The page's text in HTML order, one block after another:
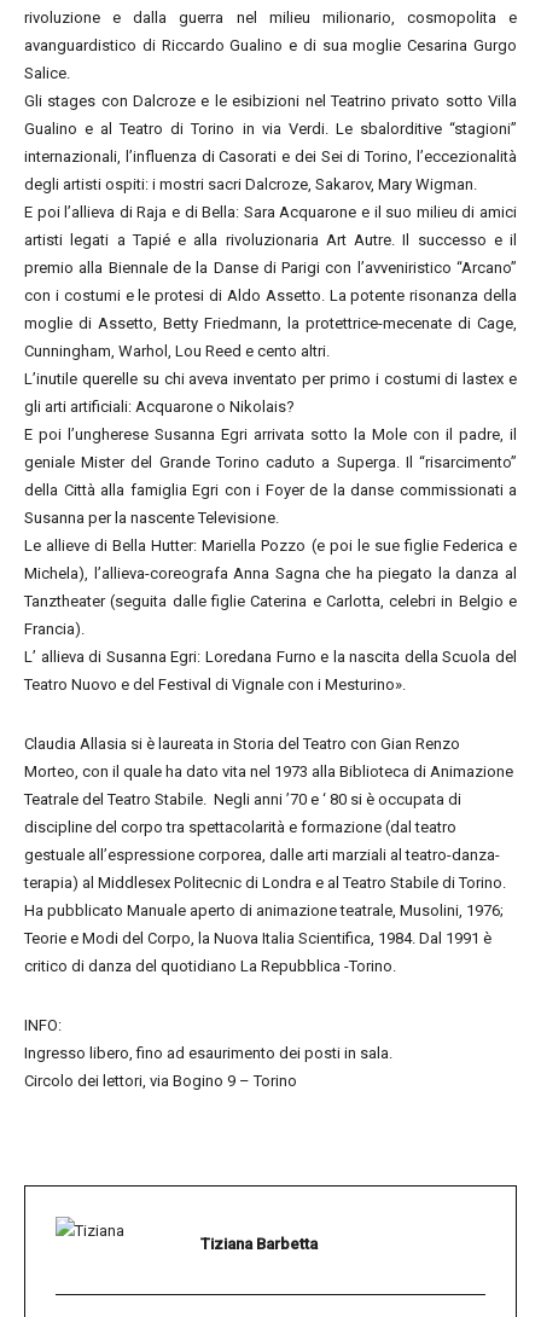
rivoluzione e dalla guerra nel milieu milionario, cosmopolita e
avanguardistico di Riccardo Gualino e di sua moglie Cesarina Gurgo
Salice.
Gli stages con Dalcroze e le esibizioni nel Teatrino privato sotto Villa
Gualino e al Teatro di Torino in via Verdi. Le sbalorditive “stagioni”
internazionali, l’influenza di Casorati e dei Sei di Torino, l’eccezionalità
degli artisti ospiti: i mostri sacri Dalcroze, Sakarov, Mary Wigman.
E poi l’allieva di Raja e di Bella: Sara Acquarone e il suo milieu di amici
artisti legati a Tapié e alla rivoluzionaria Art Autre. Il successo e il
premio alla Biennale de la Danse di Parigi con l’avveniristico “Arcano”
con i costumi e le protesi di Aldo Assetto. La potente risonanza della
moglie di Assetto, Betty Friedmann, la protettrice-mecenate di Cage,
Cunningham, Warhol, Lou Reed e cento altri.
L’inutile querelle su chi aveva inventato per primo i costumi di lastex e
gli arti artificiali: Acquarone o Nikolais?
E poi l’ungherese Susanna Egri arrivata sotto la Mole con il padre, il
geniale Mister del Grande Torino caduto a Superga. Il “risarcimento”
della Città alla famiglia Egri con i Foyer de la danse commissionati a
Susanna per la nascente Televisione.
Le allieve di Bella Hutter: Mariella Pozzo (e poi le sue figlie Federica e
Michela), l’allieva-coreografa Anna Sagna che ha piegato la danza al
Tanztheater (seguita dalle figlie Caterina e Carlotta, celebri in Belgio e
Francia).
L’ allieva di Susanna Egri: Loredana Furno e la nascita della Scuola del
Teatro Nuovo e del Festival di Vignale con i Mesturino».
Claudia Allasia si è laureata in Storia del Teatro con Gian Renzo
Morteo, con il quale ha dato vita nel 1973 alla Biblioteca di Animazione
Teatrale del Teatro Stabile. Negli anni ’70 e ‘ 80 si è occupata di
discipline del corpo tra spettacolarità e formazione (dal teatro
gestuale all’espressione corporea, dalle arti marziali al teatro-danza-
terapia) al Middlesex Politecnic di Londra e al Teatro Stabile di Torino.
Ha pubblicato Manuale aperto di animazione teatrale, Musolini, 1976;
Teorie e Modi del Corpo, la Nuova Italia Scientifica, 1984. Dal 1991 è
critico di danza del quotidiano La Repubblica -Torino.
INFO:
Ingresso libero, fino ad esaurimento dei posti in sala.
Circolo dei lettori, via Bogino 9 – Torino
Tiziana Barbetta